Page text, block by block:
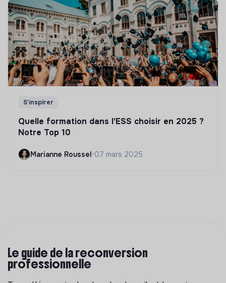
S'inspirer
Quelle formation dans l'ESS choisir en 2025 ?
Notre Top 10
Marianne Roussel•07 mars 2025
Le guide de la reconversion
professionnelle